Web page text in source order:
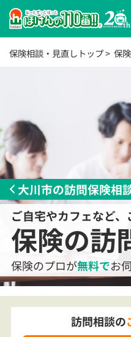
保険相談・見直しトップ 保
大川市の訪問保険相
ご自宅やカフェなど
保険の訪
保険のプロが無料でお
訪問相談の